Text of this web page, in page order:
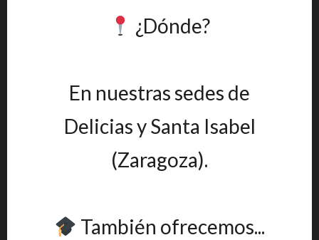
¿Dónde?
En nuestras sedes de
Delicias y Santa Isabel
(Zaragoza).
También ofrecemos...